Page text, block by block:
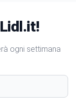
ogni settimana